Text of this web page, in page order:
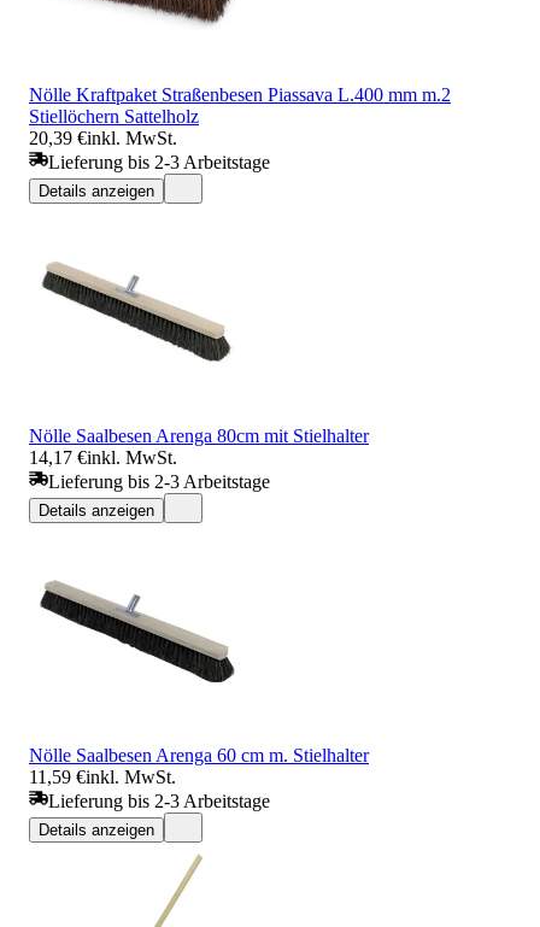
Nölle Kraftpaket Straßenbesen Piassava L.400 mm m.2
Stiellöchern Sattelholz
20,39 €inkl. MwSt.
Lieferung bis 2-3 Arbeitstage
Details anzeigen
Nölle Saalbesen Arenga 80cm mit Stielhalter
14,17 €inkl. MwSt.
Lieferung bis 2-3 Arbeitstage
Details anzeigen
Nölle Saalbesen Arenga 60 cm m. Stielhalter
11,59 €inkl. MwSt.
Lieferung bis 2-3 Arbeitstage
Details anzeigen